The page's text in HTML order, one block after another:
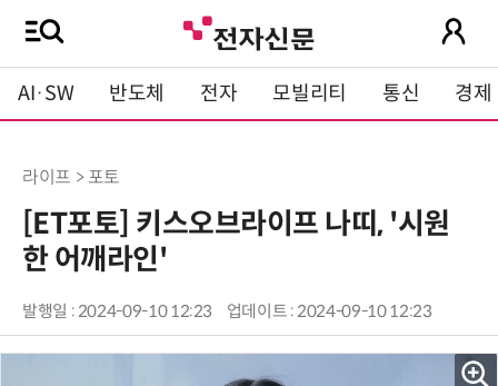
AI·SW 반도체 전자 모빌리티 통신 경제
라이프 > 포토
[ET포토] 키스오브라이프 나띠, '시원
한 어깨라인'
발행일 : 2024-09-10 12:23 업데이트 : 2024-09-10 12:23